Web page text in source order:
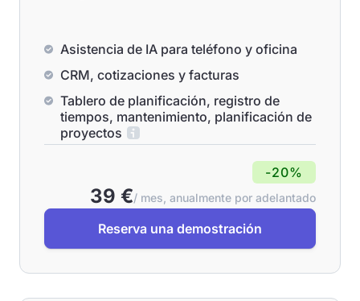
Asistencia de IA para teléfono y oficina
CRM, cotizaciones y facturas
Tablero de planificación, registro de
tiempos, mantenimiento, planificación de
proyectos
-20%
39 €/ mes, anualmente por adelantado
Reserva una demostración